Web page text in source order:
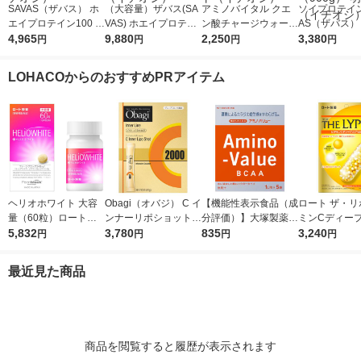
SAVAS（ザバス） ホ
エイプロテイン100 リ
ッチショコラ味 1袋
4,965円
（大容量）ザバス(SA
VAS) ホエイプロテイ
ン100 リッチショコラ
9,880円
アミノバイタル クエ
ン酸チャージウォータ
ー24本入箱 味の
2,250円
ソイプロテ
AS（ザバス
プ＆ビューテ
3,380円
LOHACOからのおすすめPRアイテム
ヘリオホワイト 大容
量（60粒）ロート製
薬 サプリメント
5,832円
Obagi（オバジ） C イ
ンナーリポショット 7
0g×28本入 ロート製
3,780円
【機能性表示食品（成
分評価）】大塚製薬
アミノバリュー パウ
835円
ロート ザ・
ミンCディー
ル 1個 ロート
3,240円
最近見た商品
商品を閲覧すると履歴が表示されます